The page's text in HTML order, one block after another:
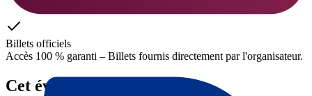
Billets officiels
Accès 100 % garanti – Billets fournis directement par l'organisateur.
Cet événement est terminé